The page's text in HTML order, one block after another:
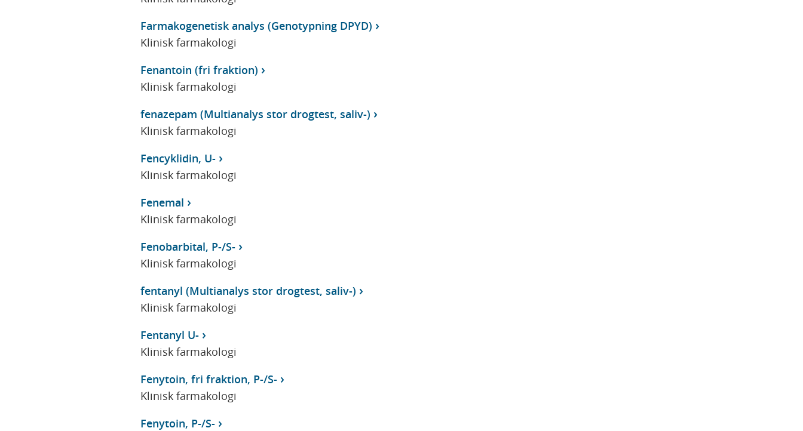
Farmakogenetisk analys (Genotypning DPYD)
Klinisk farmakologi
Fenantoin (fri fraktion)
Klinisk farmakologi
fenazepam (Multianalys stor drogtest, saliv-)
Klinisk farmakologi
Fencyklidin, U-
Klinisk farmakologi
Fenemal
Klinisk farmakologi
Fenobarbital, P-/S-
Klinisk farmakologi
fentanyl (Multianalys stor drogtest, saliv-)
Klinisk farmakologi
Fentanyl U-
Klinisk farmakologi
Fenytoin, fri fraktion, P-/S-
Klinisk farmakologi
Fenytoin, P-/S-